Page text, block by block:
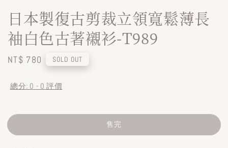
日本製復古剪裁立領寬鬆薄長
袖白色古著襯衫-T989
Regular
NT$ 780 SOLD OUT
總分: 0 - 0 評價
售完